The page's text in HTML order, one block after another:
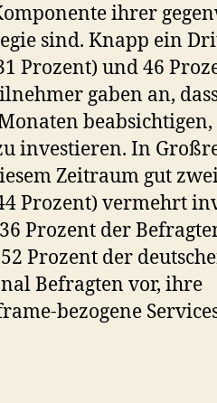
ihrer
sind. Knapp ein
Prozent) und 46
gaben an,
investieren. In
Zeitraum gut
Prozent) vermehrt
Prozent der
Prozent der
Befragten vor, ihre
bezogene